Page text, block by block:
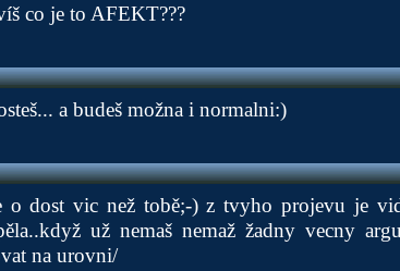
co je to AFEKT???
a budeš možna i normalni:)
o dost vic než tobě;-) z tvyho projevu je
už nemaš nemaž žadny vecny
na urovni/